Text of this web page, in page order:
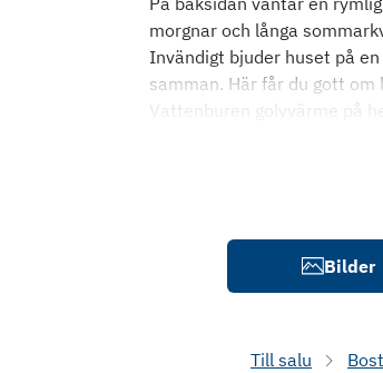
morgnar och långa
Invändigt bjuder huset på
samman. Här får du gott
Vattenburen golvvärme på
Bilder
Till salu